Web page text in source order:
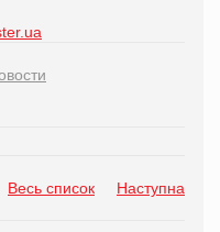
Весь список Наступна